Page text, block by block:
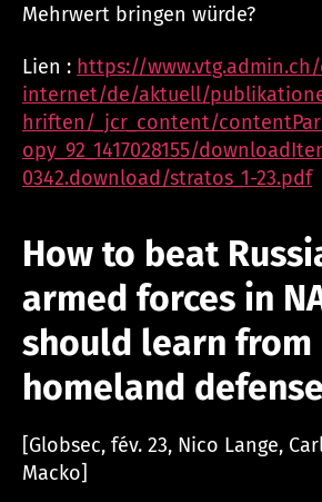
Mehrwert bringen würde?
Lien : https://
internet/de/aktuell/
hriften/_jcr_content/
opy_92_1417028155/
0342.download/stratos_1-23.pdf
How to beat
armed forces in
should learn from
homeland defense
[Globsec, fév. 23, Nico Lange,
Macko]